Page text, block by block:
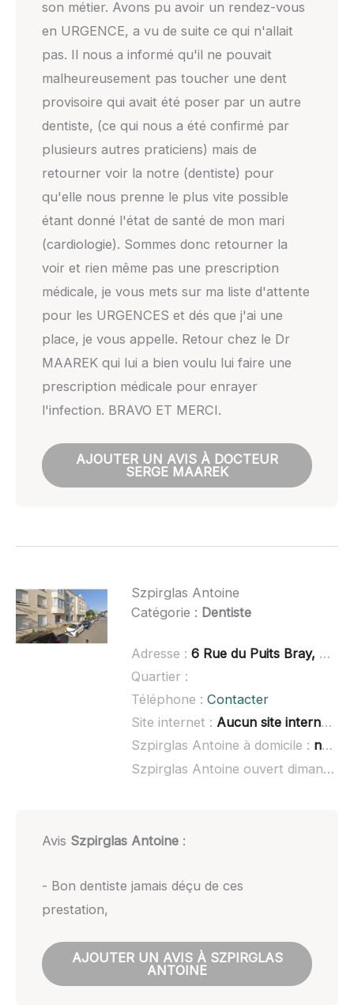
son métier. Avons pu avoir un rendez-vous
en URGENCE, a vu de suite ce qui n'allait
pas. Il nous a informé qu'il ne pouvait
malheureusement pas toucher une dent
provisoire qui avait été poser par un autre
dentiste, (ce qui nous a été confirmé par
plusieurs autres praticiens) mais de
retourner voir la notre (dentiste) pour
qu'elle nous prenne le plus vite possible
étant donné l'état de santé de mon mari
(cardiologie). Sommes donc retourner la
voir et rien même pas une prescription
médicale, je vous mets sur ma liste d'attente
pour les URGENCES et dés que j'ai une
place, je vous appelle. Retour chez le Dr
MAAREK qui lui a bien voulu lui faire une
prescription médicale pour enrayer
l'infection. BRAVO ET MERCI.
AJOUTER UN AVIS À DOCTEUR
SERGE MAAREK
Szpirglas Antoine
Catégorie : Dentiste
Adresse : 6 Rue du Puits Bray, 60260 Lamorlaye
Quartier :
Téléphone : Contacter
Site internet : Aucun site internet connu
Szpirglas Antoine à domicile : non renseigné
Szpirglas Antoine ouvert dimanche :
Avis Szpirglas Antoine:
- Bon dentiste jamais déçu de ces
prestation,
AJOUTER UN AVIS À SZPIRGLAS
ANTOINE